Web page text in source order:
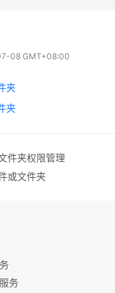
08 GMT+08:00
夹
夹
件夹权限管理
或文件夹
务